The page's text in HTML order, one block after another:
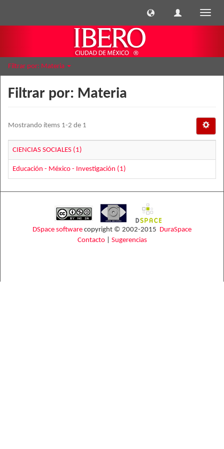
Filtrar por: Materia
Filtrar por: Materia
Mostrando ítems 1-2 de 1
CIENCIAS SOCIALES (1)
Educación - México - Investigación (1)
DSpace software copyright © 2002-2015 DuraSpace
Contacto| Sugerencias